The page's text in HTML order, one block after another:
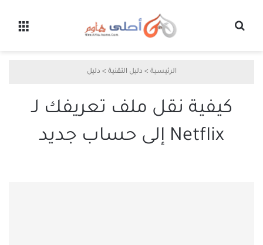
الرئيسية > دليل التقنية > دليل
كيفية نقل ملف تعريفك لـ
Netflix إلى حساب جديد